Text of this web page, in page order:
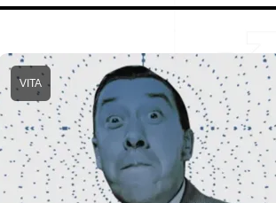
VITA